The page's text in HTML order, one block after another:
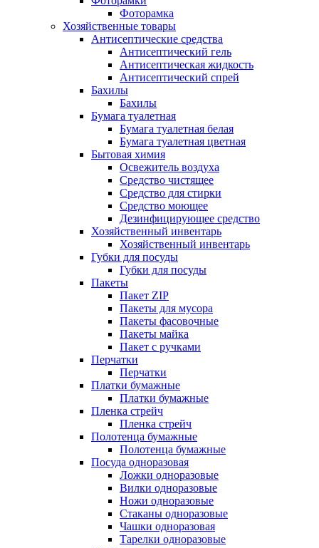
Фоторамка
Хозяйственные товары
Антисептические средства
Антисептический гель
Антисептическая жидкость
Антисептический спрей
Бахилы
Бахилы
Бумага туалетная
Бумага туалетная белая
Бумага туалетная цветная
Бытовая химия
Освежитель воздуха
Средство чистящее
Средство для стирки
Средство моющее
Дезинфицирующее средство
Хозяйственный инвентарь
Хозяйственный инвентарь
Губки для посуды
Губки для посуды
Пакеты
Пакет ZIP
Пакеты для мусора
Пакеты фасовочные
Пакеты майка
Пакет с ручками
Перчатки
Перчатки
Платки бумажные
Платки бумажные
Пленка стрейч
Пленка стрейч
Полотенца бумажные
Полотенца бумажные
Посуда одноразовая
Ложки одноразовые
Вилки одноразовые
Ножи одноразовые
Стаканы одноразовые
Чашки одноразовая
Тарелки одноразовые